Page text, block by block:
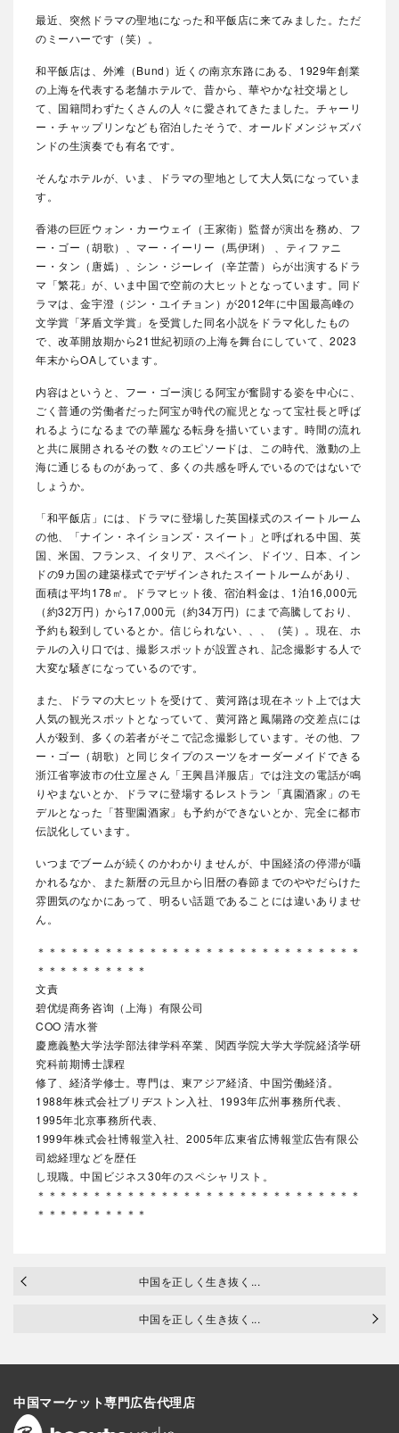
最近、突然ドラマの聖地になった和平飯店に来てみました。ただ
のミーハーです（笑）。
和平飯店は、外滩（Bund）近くの南京东路にある、1929年創業
の上海を代表する老舗ホテルで、昔から、華やかな社交場とし
て、国籍問わずたくさんの人々に愛されてきたました。チャーリ
ー・チャップリンなども宿泊したそうで、オールドメンジャズバ
ンドの生演奏でも有名です。
そんなホテルが、いま、ドラマの聖地として大人気になっていま
す。
香港の巨匠ウォン・カーウェイ（王家衛）監督が演出を務め、フ
ー・ゴー（胡歌）、マー・イーリー（馬伊琍） 、ティファニ
ー・タン（唐嫣）、シン・ジーレイ（辛芷蕾）らが出演するドラ
マ「繁花」が、いま中国で空前の大ヒットとなっています。同ド
ラマは、金宇澄（ジン・ユイチョン）が2012年に中国最高峰の
文学賞「茅盾文学賞」を受賞した同名小説をドラマ化したもの
で、改革開放期から21世紀初頭の上海を舞台にしていて、2023
年末からOAしています。
内容はというと、フー・ゴー演じる阿宝が奮闘する姿を中心に、
ごく普通の労働者だった阿宝が時代の寵児となって宝社長と呼ば
れるようになるまでの華麗なる転身を描いています。時間の流れ
と共に展開されるその数々のエピソードは、この時代、激動の上
海に通じるものがあって、多くの共感を呼んでいるのではないで
しょうか。
「和平飯店」には、ドラマに登場した英国様式のスイートルーム
の他、「ナイン・ネイションズ・スイート」と呼ばれる中国、英
国、米国、フランス、イタリア、スペイン、ドイツ、日本、イン
ドの9カ国の建築様式でデザインされたスイートルームがあり、
面積は平均178㎡。ドラマヒット後、宿泊料金は、1泊16,000元
（約32万円）から17,000元（約34万円）にまで高騰しており、
予約も殺到しているとか。信じられない、、、（笑）。現在、ホ
テルの入り口では、撮影スポットが設置され、記念撮影する人で
大変な騒ぎになっているのです。
また、ドラマの大ヒットを受けて、黄河路は現在ネット上では大
人気の観光スポットとなっていて、黄河路と鳳陽路の交差点には
人が殺到、多くの若者がそこで記念撮影しています。その他、フ
ー・ゴー（胡歌）と同じタイプのスーツをオーダーメイドできる
浙江省寧波市の仕立屋さん「王興昌洋服店」では注文の電話が鳴
りやまないとか、ドラマに登場するレストラン「真園酒家」のモ
デルとなった「苔聖園酒家」も予約ができないとか、完全に都市
伝説化しています。
いつまでブームが続くのかわかりませんが、中国経済の停滞が囁
かれるなか、また新暦の元旦から旧暦の春節までのややだらけた
雰囲気のなかにあって、明るい話題であることには違いありませ
ん。
＊＊＊＊＊＊＊＊＊＊＊＊＊＊＊＊＊＊＊＊＊＊＊＊＊＊＊＊＊
＊＊＊＊＊＊＊＊＊＊
文責
碧优缇商务咨询（上海）有限公司
COO 清水誉
慶應義塾大学法学部法律学科卒業、関西学院大学大学院経済学研
究科前期博士課程
修了、経済学修士。専門は、東アジア経済、中国労働経済。
1988年株式会社ブリヂストン入社、1993年広州事務所代表、
1995年北京事務所代表、
1999年株式会社博報堂入社、2005年広東省広博報堂広告有限公
司総経理などを歴任
し現職。中国ビジネス30年のスペシャリスト。
＊＊＊＊＊＊＊＊＊＊＊＊＊＊＊＊＊＊＊＊＊＊＊＊＊＊＊＊＊
＊＊＊＊＊＊＊＊＊＊
中国を正しく生き抜く...
中国を正しく生き抜く...
中国マーケット専門広告代理店